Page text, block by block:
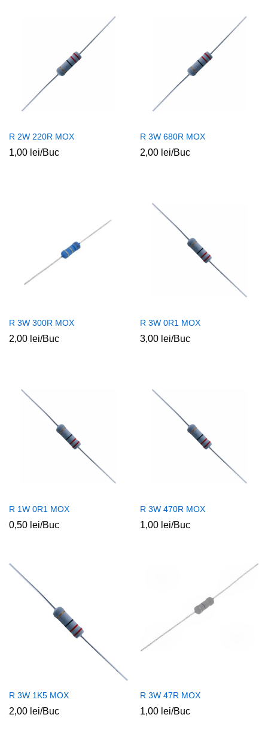
R 2W 220R MOX
1,00 lei/Buc
R 3W 680R MOX
2,00 lei/Buc
R 3W 300R MOX
2,00 lei/Buc
R 3W 0R1 MOX
3,00 lei/Buc
R 1W 0R1 MOX
0,50 lei/Buc
R 3W 470R MOX
1,00 lei/Buc
R 3W 1K5 MOX
2,00 lei/Buc
R 3W 47R MOX
1,00 lei/Buc